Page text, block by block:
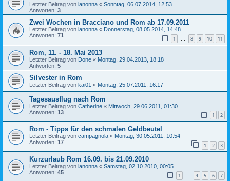
Letzter Beitrag von lanonna « Sonntag, 06.07.2014, 12:53
Antworten: 3
Zwei Wochen in Bracciano und Rom ab 17.09.2011
Letzter Beitrag von lanonna « Donnerstag, 08.05.2014, 14:48
Antworten: 71 1 … 8 9 10 11
Rom, 11. - 18. Mai 2013
Letzter Beitrag von Done « Montag, 29.04.2013, 18:18
Antworten: 5
Silvester in Rom
Letzter Beitrag von kai01 « Montag, 25.07.2011, 16:17
Tagesausflug nach Rom
Letzter Beitrag von Catherine « Mittwoch, 29.06.2011, 01:30
Antworten: 13 1 2
Rom - Tipps für den schmalen Geldbeutel
Letzter Beitrag von campagnola « Montag, 30.05.2011, 10:54
Antworten: 17 1 2 3
Kurzurlaub Rom 16.09. bis 21.09.2010
Letzter Beitrag von lanonna « Samstag, 02.10.2010, 00:05
Antworten: 45 1 … 4 5 6 7